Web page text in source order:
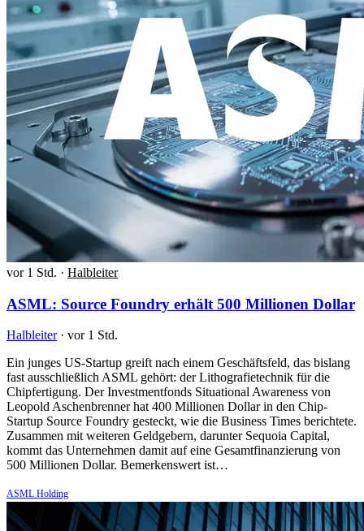
vor 1 Std. · Halbleiter
ASML: Source Foundry erhält 500 Millionen Dollar
Halbleiter · vor 1 Std.
Ein junges US-Startup greift nach einem Geschäftsfeld, das bislang
fast ausschließlich ASML gehört: der Lithografietechnik für die
Chipfertigung. Der Investmentfonds Situational Awareness von
Leopold Aschenbrenner hat 400 Millionen Dollar in den Chip-
Startup Source Foundry gesteckt, wie die Business Times berichtete.
Zusammen mit weiteren Geldgebern, darunter Sequoia Capital,
kommt das Unternehmen damit auf eine Gesamtfinanzierung von
500 Millionen Dollar. Bemerkenswert ist…
ASML Holding